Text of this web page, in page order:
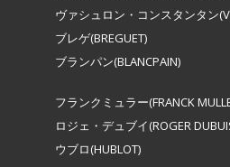
ヴァシュロン・コンスタンタン
ブレゲ(BREGUET)
ブランパン(BLANCPAIN)
フランクミュラー(FRANCK
ロジェ・デュブイ(ROGER
ウブロ(HUBLOT)